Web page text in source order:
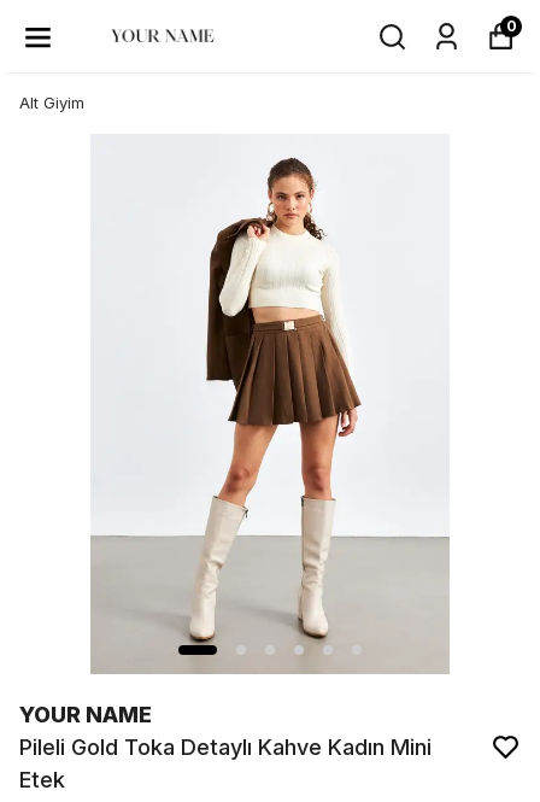
0
Alt Giyim
YOUR NAME
Pileli Gold Toka Detaylı Kahve Kadın Mini
Etek